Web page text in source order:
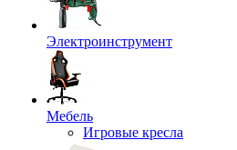
Электроинструмент
Мебель
Игровые кресла